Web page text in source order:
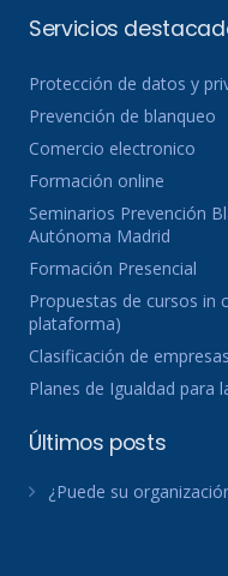
Servicios
Protección de datos y
Prevención de blanqueo
Comercio electronico
Formación online
Seminarios Prevención
Autónoma Madrid
Formación Presencial
Propuestas de cursos in
plataforma)
Clasificación de
Planes de Igualdad para
Últimos posts
¿Puede su